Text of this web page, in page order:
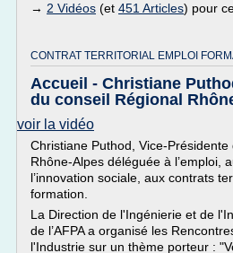
→ 2 Vidéos (et 451 Articles) pour
CONTRAT TERRITORIAL EMPLOI
Accueil - Christiane
du conseil Régional
voir la vidéo
Christiane Puthod, Vice-
Rhône-Alpes déléguée à l’emploi,
l’innovation sociale, aux contrats
formation.
La Direction de l'Ingénierie et de
de l’AFPA a organisé les
l'Industrie sur un thème porteur :